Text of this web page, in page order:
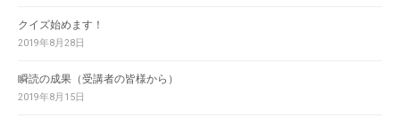
クイズ始めます！
2019年8月28日
瞬読の成果（受講者の皆様から）
2019年8月15日